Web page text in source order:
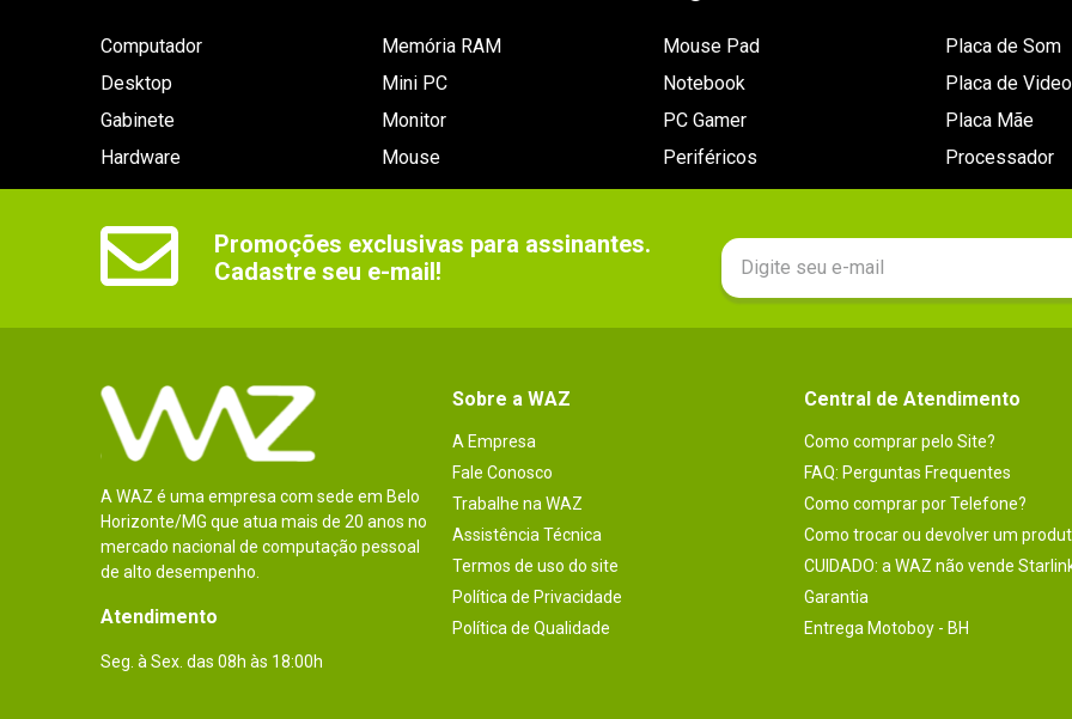
Computador
Desktop
Gabinete
Hardware
Memória RAM
Mini PC
Monitor
Mouse
Mouse Pad
Notebook
PC Gamer
Periféricos
Placa de Som
Placa de Video
Placa Mãe
Processador
Promoções exclusivas para assinantes.
Cadastre seu e-mail!
A WAZ é uma empresa com sede em Belo
Horizonte/MG que atua mais de 20 anos no
mercado nacional de computação pessoal
de alto desempenho.
Atendimento
Seg. à Sex. das 08h às 18:00h
Sobre a WAZ
A Empresa
Fale Conosco
Trabalhe na WAZ
Assistência Técnica
Termos de uso do site
Política de Privacidade
Política de Qualidade
Central de Atendimento
Como comprar pelo Site?
FAQ: Perguntas Frequentes
Como comprar por Telefone?
Como trocar ou devolver um
CUIDADO: a WAZ não vende
Garantia
Entrega Motoboy - BH